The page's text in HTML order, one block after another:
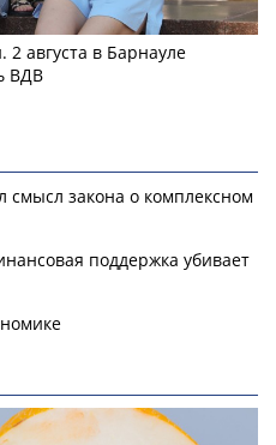
августа в Барнауле
ВДВ
смысл закона о комплексном
поддержка убивает